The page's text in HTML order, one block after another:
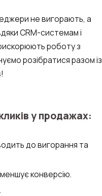
не вигорають, а
CRM-системам і
роботу з
розібратися разом із
у продажах:
до вигорання та
конверсію.